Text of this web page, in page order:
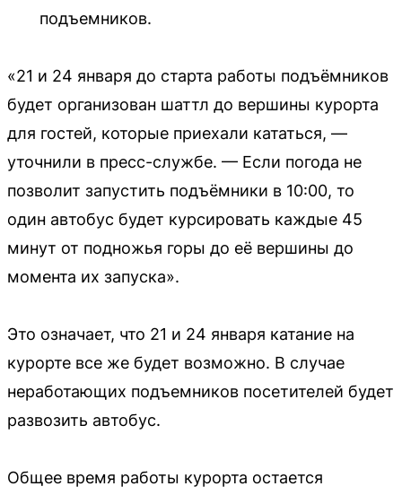
подъемников.
«21 и 24 января до старта работы подъёмников
будет организован шаттл до вершины курорта
для гостей, которые приехали кататься, —
уточнили в пресс-службе. — Если погода не
позволит запустить подъёмники в 10:00, то
один автобус будет курсировать каждые 45
минут от подножья горы до её вершины до
момента их запуска».
Это означает, что 21 и 24 января катание на
курорте все же будет возможно. В случае
неработающих подъемников посетителей будет
развозить автобус.
Общее время работы курорта остается